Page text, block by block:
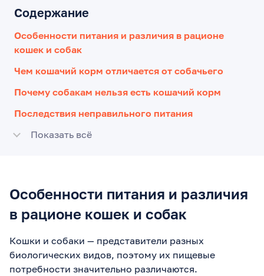
Содержание
Особенности питания и различия в рационе
кошек и собак
Чем кошачий корм отличается от собачьего
Почему собакам нельзя есть кошачий корм
Последствия неправильного питания
Показать всё
Особенности питания и различия
в рационе кошек и собак
Кошки и собаки — представители разных
биологических видов, поэтому их пищевые
потребности значительно различаются.